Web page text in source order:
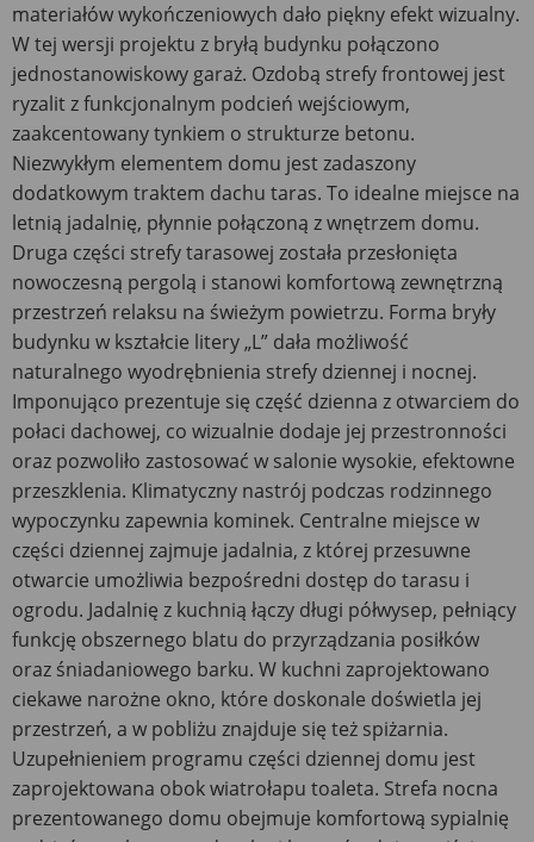
materiałów wykończeniowych dało piękny efekt wizualny.
W tej wersji projektu z bryłą budynku połączono
jednostanowiskowy garaż. Ozdobą strefy frontowej jest
ryzalit z funkcjonalnym podcień wejściowym,
zaakcentowany tynkiem o strukturze betonu.
Niezwykłym elementem domu jest zadaszony
dodatkowym traktem dachu taras. To idealne miejsce na
letnią jadalnię, płynnie połączoną z wnętrzem domu.
Druga części strefy tarasowej została przesłonięta
nowoczesną pergolą i stanowi komfortową zewnętrzną
przestrzeń relaksu na świeżym powietrzu. Forma bryły
budynku w kształcie litery „L” dała możliwość
naturalnego wyodrębnienia strefy dziennej i nocnej.
Imponująco prezentuje się część dzienna z otwarciem do
połaci dachowej, co wizualnie dodaje jej przestronności
oraz pozwoliło zastosować w salonie wysokie, efektowne
przeszklenia. Klimatyczny nastrój podczas rodzinnego
wypoczynku zapewnia kominek. Centralne miejsce w
części dziennej zajmuje jadalnia, z której przesuwne
otwarcie umożliwia bezpośredni dostęp do tarasu i
ogrodu. Jadalnię z kuchnią łączy długi półwysep, pełniący
funkcję obszernego blatu do przyrządzania posiłków
oraz śniadaniowego barku. W kuchni zaprojektowano
ciekawe narożne okno, które doskonale doświetla jej
przestrzeń, a w pobliżu znajduje się też spiżarnia.
Uzupełnieniem programu części dziennej domu jest
zaprojektowana obok wiatrołapu toaleta. Strefa nocna
prezentowanego domu obejmuje komfortową sypialnię